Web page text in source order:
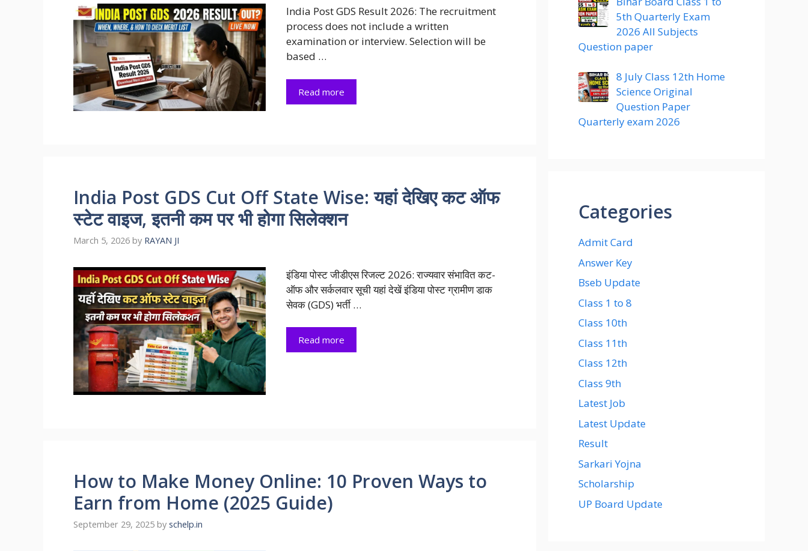
India Post GDS Result 2026: The recruitment
process does not include a written
examination or interview. Selection will be
based …
Read more
India Post GDS Cut Off State Wise: यहां देखिए कट ऑफ
स्टेट वाइज, इतनी कम पर भी होगा सिलेक्शन
March 5, 2026 by RAYAN JI
इंडिया पोस्ट जीडीएस रिजल्ट 2026: राज्यवार संभावित कट-
ऑफ और सर्कलवार सूची यहां देखें इंडिया पोस्ट ग्रामीण डाक
सेवक (GDS) भर्ती …
Read more
How to Make Money Online: 10 Proven Ways to
Earn from Home (2025 Guide)
September 29, 2025 by schelp.in
5th Quarterly Exam
2026 All Subjects
Question paper
8 July Class 12th Home
Science Original
Question Paper
Quarterly exam 2026
Categories
Admit Card
Answer Key
Bseb Update
Class 1 to 8
Class 10th
Class 11th
Class 12th
Class 9th
Latest Job
Latest Update
Result
Sarkari Yojna
Scholarship
UP Board Update